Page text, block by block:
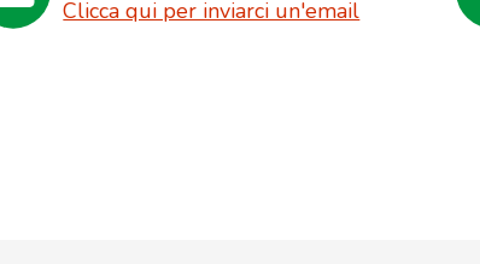
Clicca qui per inviarci un'email